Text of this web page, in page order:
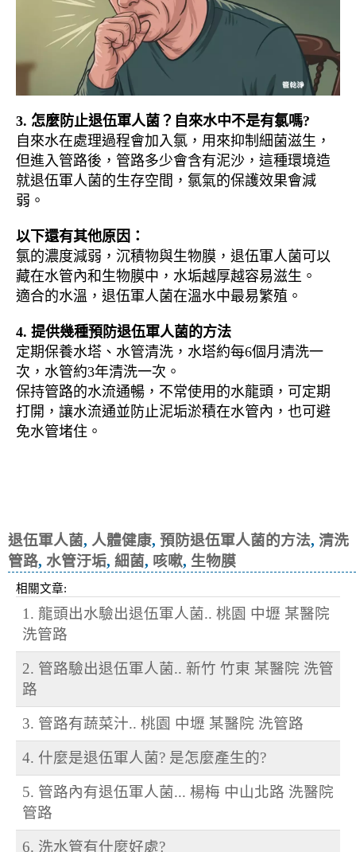
3. 怎麼防止退伍軍人菌？自來水中不是有氯嗎?
自來水在處理過程會加入氯，用來抑制細菌滋生，
但進入管路後，管路多少會含有泥沙，這種環境造
就退伍軍人菌的生存空間，氯氣的保護效果會減
弱。
以下還有其他原因：
氯的濃度減弱，沉積物與生物膜，退伍軍人菌可以
藏在水管內和生物膜中，水垢越厚越容易滋生。
適合的水溫，退伍軍人菌在溫水中最易繁殖。
4. 提供幾種預防退伍軍人菌的方法
定期保養水塔、水管清洗，水塔約每6個月清洗一
次，水管約3年清洗一次。
保持管路的水流通暢，不常使用的水龍頭，可定期
打開，讓水流通並防止泥垢淤積在水管內，也可避
免水管堵住。
退伍軍人菌, 人體健康, 預防退伍軍人菌的方法, 清洗
管路, 水管汙垢, 細菌, 咳嗽, 生物膜
相關文章:
1. 龍頭出水驗出退伍軍人菌.. 桃園 中壢 某醫院
洗管路
2. 管路驗出退伍軍人菌.. 新竹 竹東 某醫院 洗管
路
3. 管路有蔬菜汁.. 桃園 中壢 某醫院 洗管路
4. 什麼是退伍軍人菌? 是怎麼產生的?
5. 管路內有退伍軍人菌... 楊梅 中山北路 洗醫院
管路
6. 洗水管有什麼好處?